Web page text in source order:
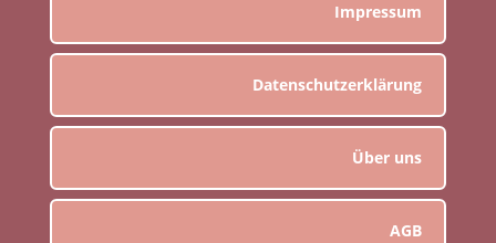
Impressum
Datenschutzerklärung
Über uns
AGB